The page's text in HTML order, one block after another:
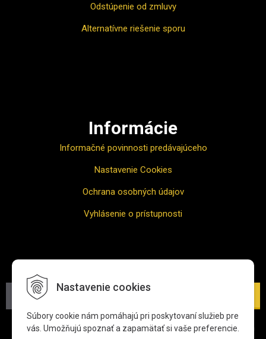
Nastavenie cookies
Súbory cookie nám pomáhajú pri poskytovaní služieb pre
vás. Umožňujú spoznať a zapamätať si vaše preferencie.
Odstúpenie od zmluvy
Alternatívne riešenie sporu
Informácie
Informačné povinnosti predávajúceho
Nastavenie Cookies
Ochrana osobných údajov
Vyhlásenie o prístupnosti
*Zadaním svojej e-mailovej adresy súhlasíte s jej spracovaním